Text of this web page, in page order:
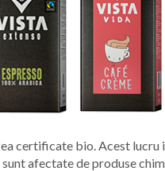
certificate bio. Acest lucru
afectate de produse